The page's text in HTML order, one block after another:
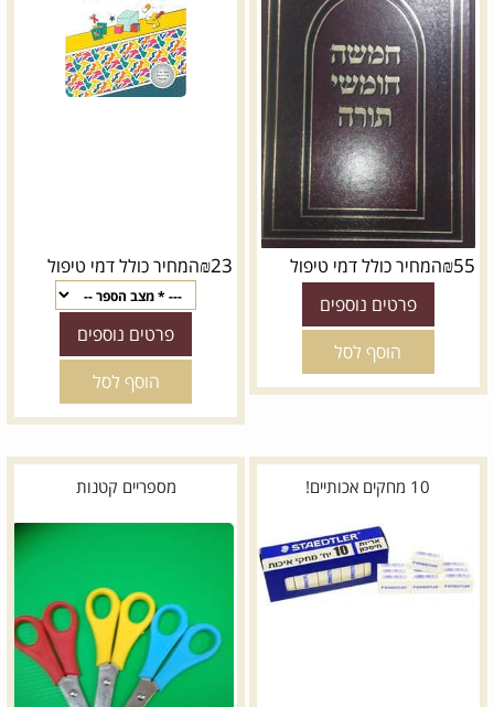
₪55 המחיר כולל דמי טיפול
פרטים נוספים
הוסף לסל
₪23 המחיר כולל דמי טיפול
פרטים נוספים
הוסף לסל
10 מחקים אכותיים! מספריים קטנות